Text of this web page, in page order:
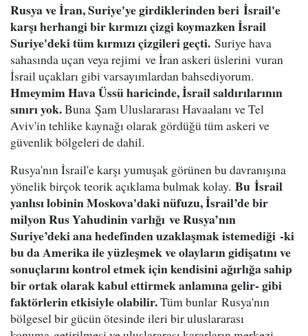
Rusya ve İran, Suriye'ye girdiklerinden beri İsrail'e
karşı herhangi bir kırmızı çizgi koymazken İsrail
Suriye'deki tüm kırmızı çizgileri geçti. Suriye hava
sahasında uçan veya rejimi ve İran askeri üslerini vuran
İsrail uçakları gibi varsayımlardan bahsediyorum.
Hmeymim Hava Üssü haricinde, İsrail saldırılarının
sınırı yok.Buna Şam Uluslararası Havaalanı ve Tel
Aviv'in tehlike kaynağı olarak gördüğü tüm askeri ve
güvenlik bölgeleri de dahil.
Rusya'nın İsrail'e karşı yumuşak görünen bu davranışına
yönelik birçok teorik açıklama bulmak kolay. Bu İsrail
yanlısı lobinin Moskova'daki nüfuzu, İsrail’de bir
milyon Rus Yahudinin varlığı ve Rusya’nın
Suriye’deki ana hedefinden uzaklaşmak istemediği -ki
bu da Amerika ile yüzleşmek ve olayların gidişatını ve
sonuçlarını kontrol etmek için kendisini ağırlığa sahip
bir ortak olarak kabul ettirmek anlamına gelir- gibi
faktörlerin etkisiyle olabilir.Tüm bunlar Rusya'nın
bölgesel bir gücün ötesinde ileri bir uluslararası